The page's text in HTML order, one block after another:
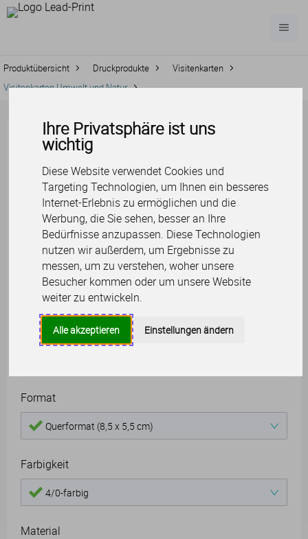
Ihre Privatsphäre ist uns
wichtig
Diese Website verwendet Cookies und
Targeting Technologien, um Ihnen ein besseres
Internet-Erlebnis zu ermöglichen und die
Werbung, die Sie sehen, besser an Ihre
Bedürfnisse anzupassen. Diese Technologien
nutzen wir außerdem, um Ergebnisse zu
messen, um zu verstehen, woher unsere
Besucher kommen oder um unsere Website
weiter zu entwickeln.
Alle akzeptieren Einstellungen ändern
Produktübersicht Druckprodukte
Visitenkarten
Visitenkarten Umwelt und Natur
Umwelt und
Natur
Legen Sie Wert auf einen
verantwortungsvollen Umgang mit
der Umwelt? Unterstreichen Sie Ihre
Überzeugung mit besonders
umweltfreundlichen Visitenkarten
aus Natur- oder Recyclingpapier.
Format
Querformat (8,5 x 5,5 cm)
Farbigkeit
4/0-farbig
Material